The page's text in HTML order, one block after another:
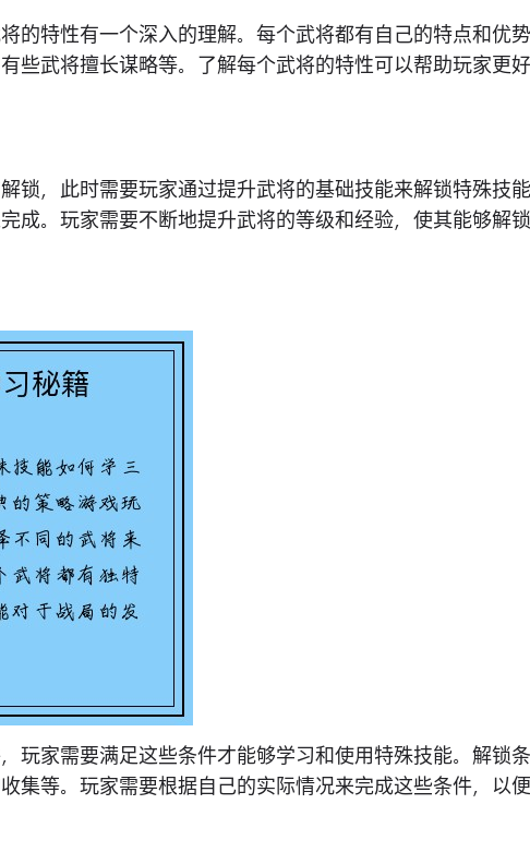
的特性有一个深入的理解。每个武将都有自己的特点和优
些武将擅长谋略等。了解每个武将的特性可以帮助玩家更
锁，此时需要玩家通过提升武将的基础技能来解锁特殊技
成。玩家需要不断地提升武将的等级和经验，使其能够解
玩家需要满足这些条件才能够学习和使用特殊技能。解锁
集等。玩家需要根据自己的实际情况来完成这些条件，以